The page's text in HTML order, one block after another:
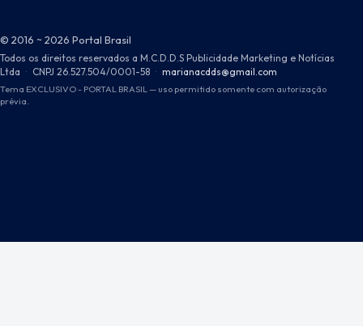
© 2016 ~ 2026 Portal Brasil
Todos os direitos reservados a M.C.D.D.S Publicidade Marketing e Notícias
Ltda · CNPJ 26.527.504/0001-58 · marianacdds@gmail.com
Tema EXCLUSIVO - PORTAL BRASIL — uso permitido somente com autorização
prévia.